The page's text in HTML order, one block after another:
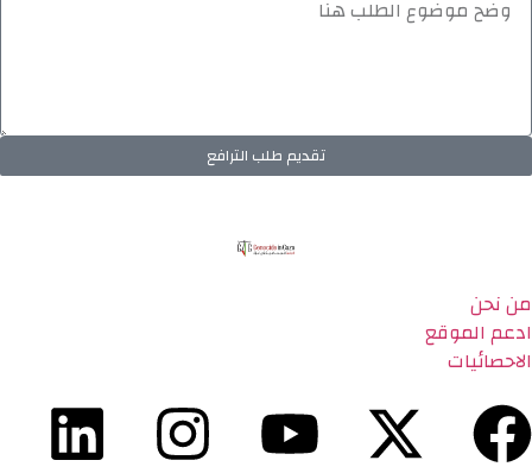
تقديم طلب الترافع
من نحن
ادعم الموقع
الاحصائيات